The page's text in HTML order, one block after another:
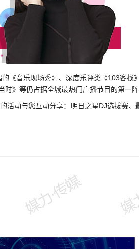
《音乐现场秀》、深度乐评类《103客栈
》等仍占据全城最热门广播节目的第一阵
动与您互动分享：明日之星DJ选拔赛、